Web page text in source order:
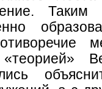
Таким